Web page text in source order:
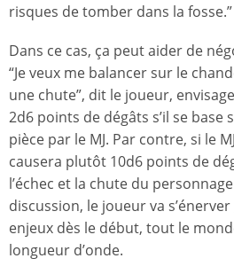
risques de tomber dans la fosse.”
Dans ce cas, ça peut aider de
“Je veux me balancer sur le
une chute”, dit le joueur,
2d6 points de dégâts s’il se
pièce par le MJ. Par contre, si le
causera plutôt 10d6 points de
l’échec et la chute du
discussion, le joueur va
enjeux dès le début, tout le
longueur d’onde.